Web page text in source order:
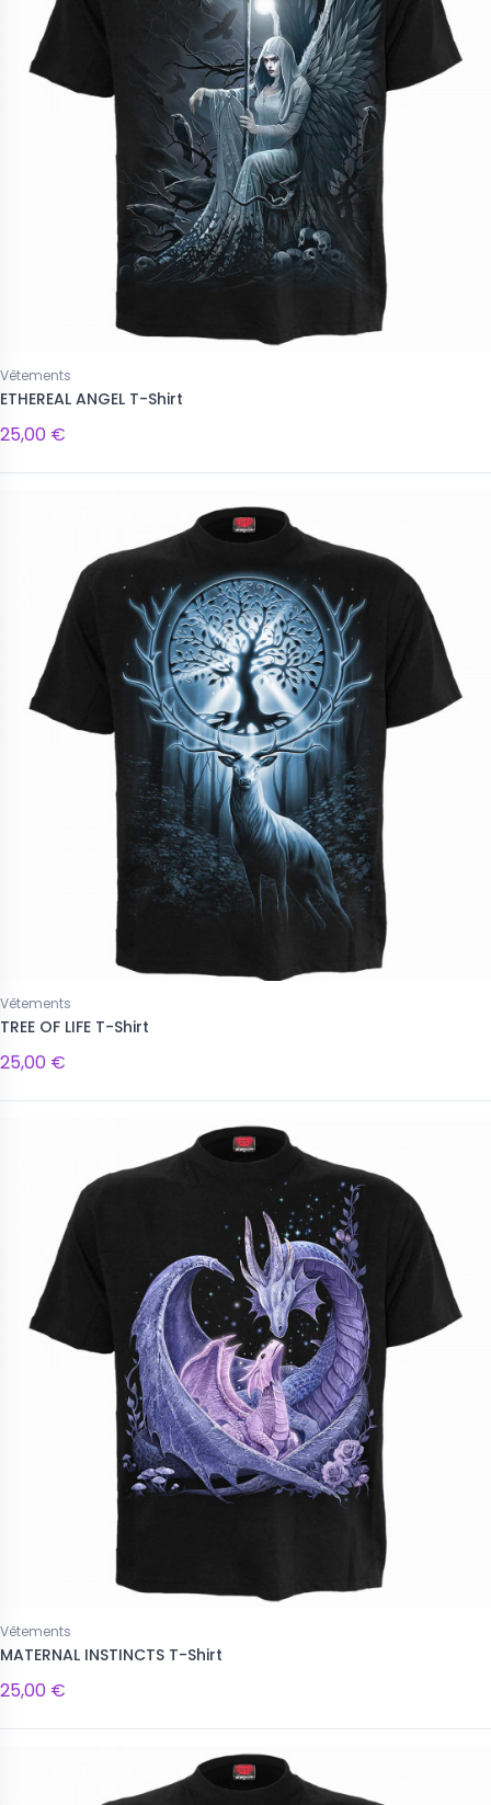
Vêtements
ETHEREAL ANGEL T-Shirt
25,00 €
Vêtements
TREE OF LIFE T-Shirt
25,00 €
Vêtements
MATERNAL INSTINCTS T-Shirt
25,00 €